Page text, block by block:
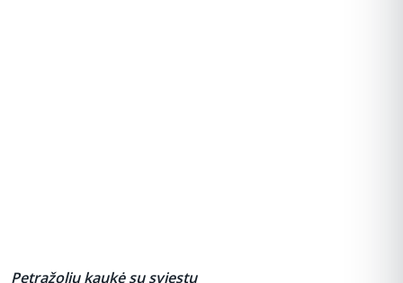
Petražolių kaukė su sviestu